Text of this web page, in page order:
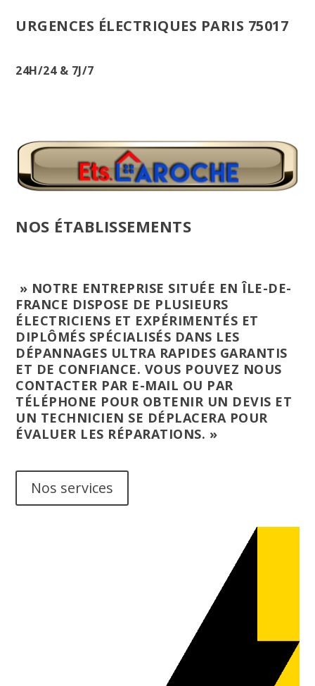
URGENCES ÉLECTRIQUES PARIS 75017
24H/24 & 7J/7
NOS ÉTABLISSEMENTS
» NOTRE ENTREPRISE SITUÉE EN ÎLE-DE-
FRANCE DISPOSE DE PLUSIEURS
ÉLECTRICIENS ET EXPÉRIMENTÉS ET
DIPLÔMÉS SPÉCIALISÉS DANS LES
DÉPANNAGES ULTRA RAPIDES GARANTIS
ET DE CONFIANCE. VOUS POUVEZ NOUS
CONTACTER PAR E-MAIL OU PAR
TÉLÉPHONE POUR OBTENIR UN DEVIS ET
UN TECHNICIEN SE DÉPLACERA POUR
ÉVALUER LES RÉPARATIONS. »
Nos services